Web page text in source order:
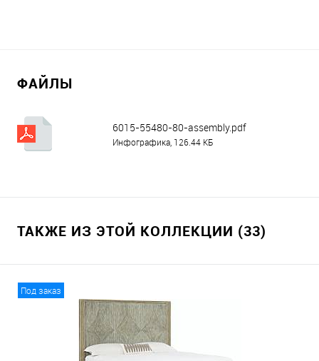
ФАЙЛЫ
6015-55480-80-assembly.pdf
Инфографика, 126.44 КБ
ТАКЖЕ ИЗ ЭТОЙ КОЛЛЕКЦИИ (33)
Под заказ